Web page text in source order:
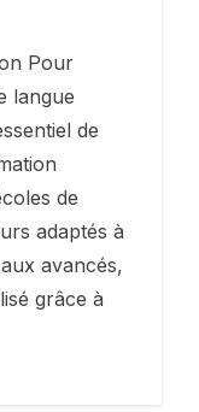
Pour
langue
de
de
adaptés à
avancés,
grâce à